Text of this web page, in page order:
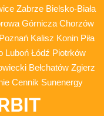
Zabrze Bielsko-Biała
Górnicza Chorzów
Kalisz Konin Piła
Luboń Łódź Piotrków
Bełchatów Zgierz
Cennik Sunenergy